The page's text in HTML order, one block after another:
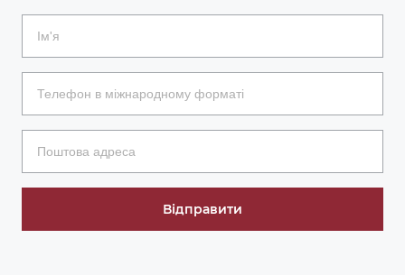
Відправити